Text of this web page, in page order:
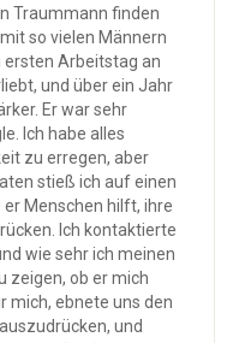
Traummann finden
so vielen Männern
ersten Arbeitstag an
und über ein Jahr
Er war sehr
Ich habe alles
zu erregen, aber
stieß ich auf einen
Menschen hilft, ihre
Ich kontaktierte
wie sehr ich meinen
zeigen, ob er mich
mich, ebnete uns den
und